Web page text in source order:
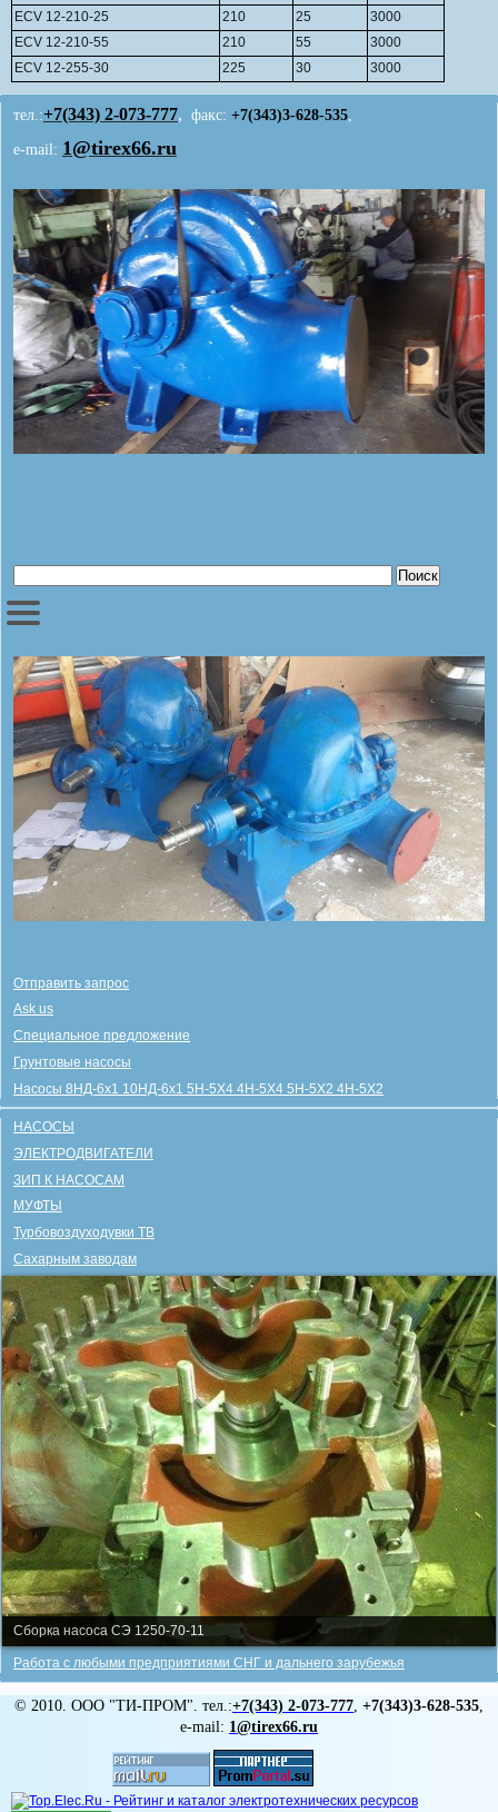
ECV 12-210-25
210 25
3000
ECV 12-210-55
210 55
3000
ECV 12-255-30
225 30 3000
тел.:+7(343) 2-073-777, факс: +7(343)3-628-535,
e-mail: 1@tirex66.ru
Отправить запрос
Ask us
Специальное предложение
Грунтовые насосы
Насосы 8НД-6х1 10НД-6х1 5Н-5Х4 4Н-5Х4 5Н-5Х2 4Н-5Х2
НАСОСЫ
ЭЛЕКТРОДВИГАТЕЛИ
ЗИП К НАСОСАМ
МУФТЫ
Турбовоздуходувки ТВ
Сахарным заводам
Сборка насоса СЭ 1250-70-11
Работа с любыми предприятиями СНГ и дальнего зарубежья
© 2010. ООО "ТИ-ПРОМ". тел.:+7(343) 2-073-777 +7(343)3-628-535
e-mail: 1@tirex66.ru